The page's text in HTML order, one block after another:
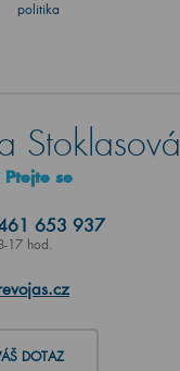
politika
Stoklasová
se
653 937
17 hod.
DOTAZ